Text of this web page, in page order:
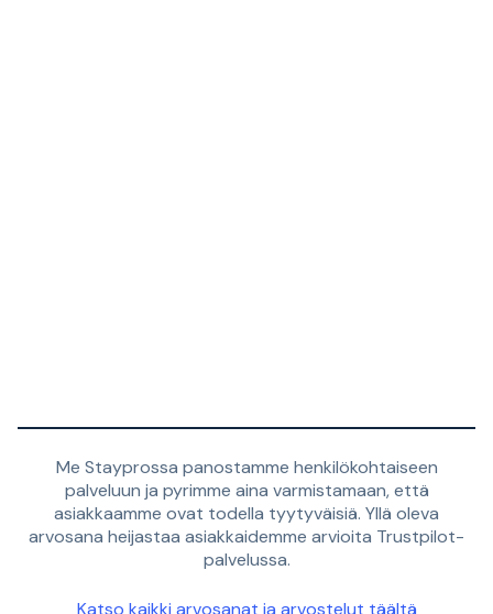
Me Stayprossa panostamme henkilökohtaiseen
palveluun ja pyrimme aina varmistamaan, että
asiakkaamme ovat todella tyytyväisiä. Yllä oleva
arvosana heijastaa asiakkaidemme arvioita Trustpilot-
palvelussa.
Katso kaikki arvosanat ja arvostelut täältä